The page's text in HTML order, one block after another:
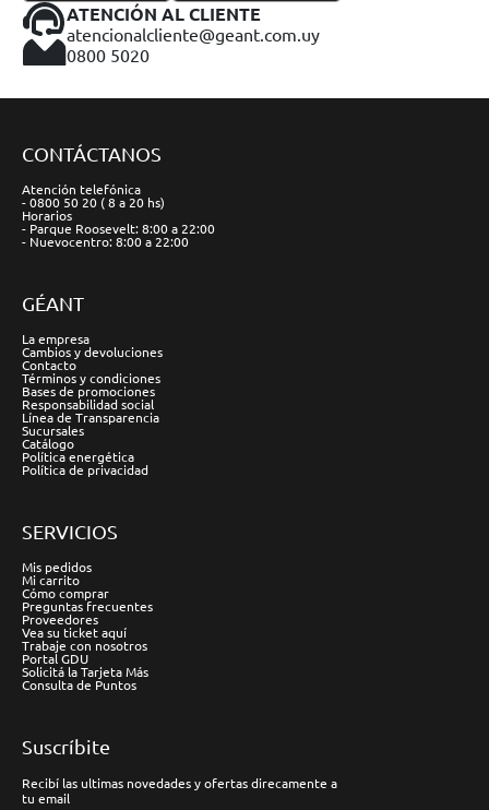
ATENCIÓN AL CLIENTE
atencionalcliente@geant.com.uy
0800 5020
CONTÁCTANOS
Atención telefónica
- 0800 50 20 ( 8 a 20 hs)
Horarios
- Parque Roosevelt: 8:00 a 22:00
- Nuevocentro: 8:00 a 22:00
GÉANT
La empresa
Cambios y devoluciones
Contacto
Términos y condiciones
Bases de promociones
Responsabilidad social
Línea de Transparencia
Sucursales
Catálogo
Política energética
Política de privacidad
SERVICIOS
Mis pedidos
Mi carrito
Cómo comprar
Preguntas frecuentes
Proveedores
Vea su ticket aquí
Trabaje con nosotros
Portal GDU
Solicitá la Tarjeta Más
Consulta de Puntos
Suscríbite
Recibí las ultimas novedades y ofertas direcamente a
tu email